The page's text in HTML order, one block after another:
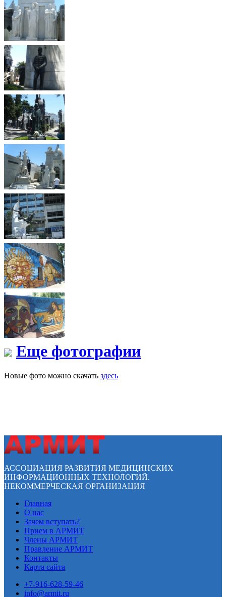
Еще фотографии
Новые фото можно скачать здесь
АССОЦИАЦИЯ РАЗВИТИЯ МЕДИЦИНСКИХ
ИНФОРМАЦИОННЫХ ТЕХНОЛОГИЙ.
НЕКОММЕРЧЕСКАЯ ОРГАНИЗАЦИЯ
Главная
О нас
Зачем вступать?
Прием в АРМИТ
Члены АРМИТ
Правление АРМИТ
Контакты
Карта сайта
+7-916-628-59-46
info@armit.ru